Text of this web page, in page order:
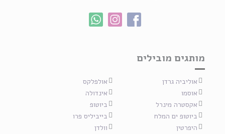
מותגים מובילים
אוליביה גרדן
אולפלקס
אוסמו
אינדולה
אקסטרה מינרל
ביוטופ
ביוטופ ים המלח
בייביליס פרו
היפרטין
וולדן